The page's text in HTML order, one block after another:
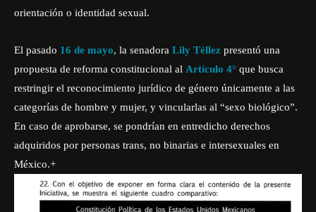
orientación o identidad sexual.
El pasado 16 de mayo, la senadora Lily Téllez presentó una
propuesta de reforma constitucional al Artículo 4° que busca
restringir el reconocimiento jurídico de género únicamente a las
categorías de hombre y mujer, y vincularlas al “sexo biológico”.
En caso de aprobarse, se pondrían en entredicho derechos
adquiridos por personas trans, no binarias e intersexuales en
México.+